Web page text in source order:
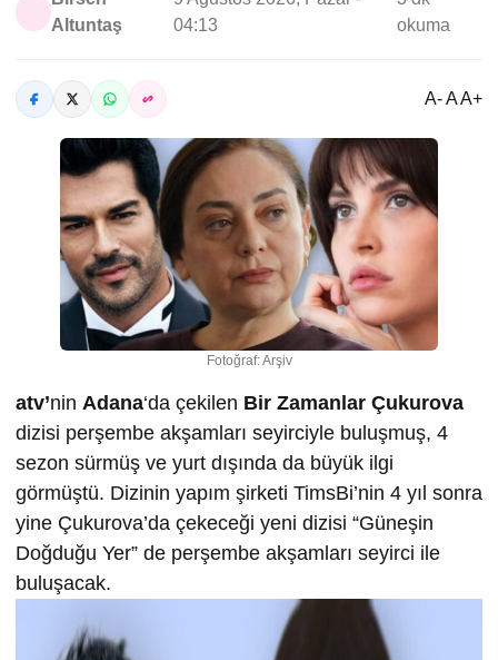
Altuntaş
04:13
okuma
A- A A+
Fotoğraf: Arşiv
atv’nin Adana‘da çekilen Bir Zamanlar Çukurova
dizisi perşembe akşamları seyirciyle buluşmuş, 4
sezon sürmüş ve yurt dışında da büyük ilgi
görmüştü. Dizinin yapım şirketi TimsBi’nin 4 yıl sonra
yine Çukurova’da çekeceği yeni dizisi “Güneşin
Doğduğu Yer” de perşembe akşamları seyirci ile
buluşacak.